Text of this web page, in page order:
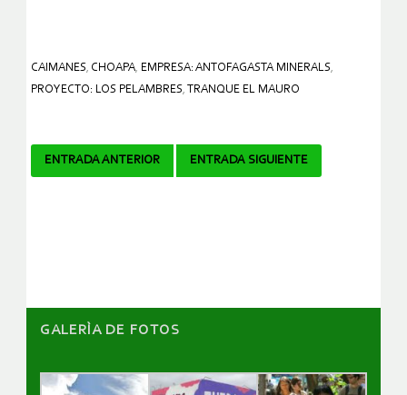
CAIMANES, CHOAPA, EMPRESA: ANTOFAGASTA MINERALS,
PROYECTO: LOS PELAMBRES, TRANQUE EL MAURO
Navegador
ENTRADA ANTERIOR ENTRADA SIGUIENTE
GALERÌA DE FOTOS